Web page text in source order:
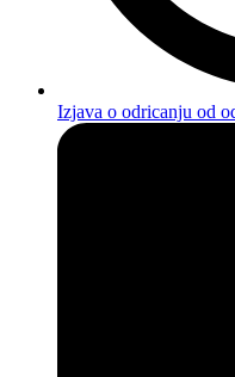
Izjava o odricanju od